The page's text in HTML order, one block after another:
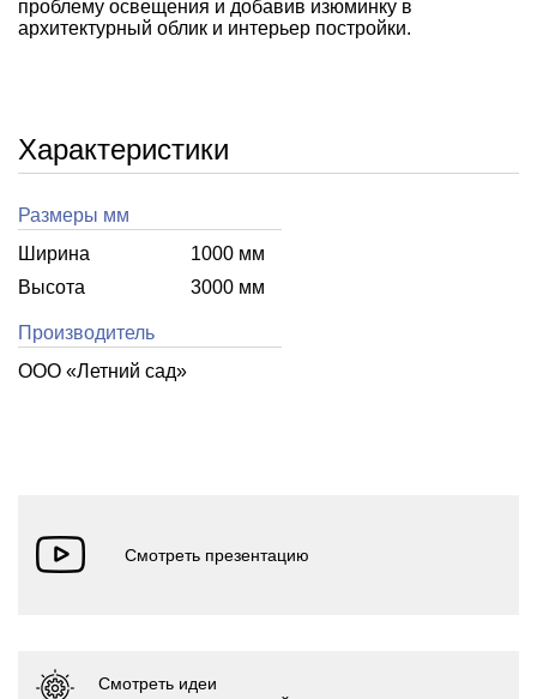
проблему освещения и добавив изюминку в
архитектурный облик и интерьер постройки.
Характеристики
Размеры мм
Ширина
1000 мм
Высота
3000 мм
Производитель
ООО «Летний cад»